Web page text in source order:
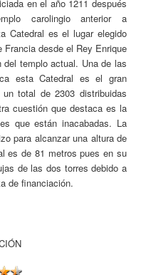
en el año 1211 después
carolingio anterior a
Catedral es el lugar elegido
desde el Rey Enrique
templo actual. Una de las
esta Catedral es el gran
total de 2303 distribuidas
cuestión que destaca es la
que están inacabadas. La
para alcanzar una altura de
es de 81 metros pues en su
de las dos torres debido a
de financiación.